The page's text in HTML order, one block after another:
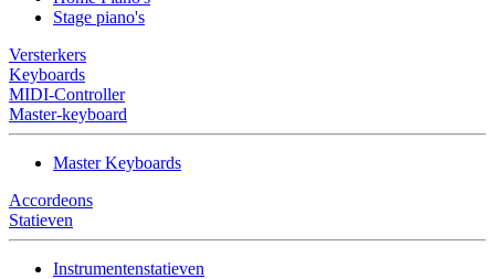
Stage piano's
Versterkers
Keyboards
MIDI-Controller
Master-keyboard
Master Keyboards
Accordeons
Statieven
Instrumentenstatieven